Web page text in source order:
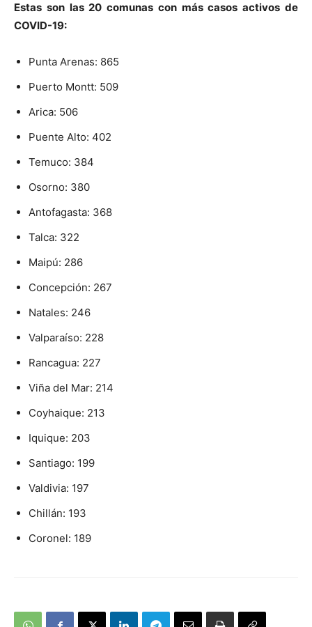
Estas son las 20 comunas con más casos activos de
COVID-19:
Punta Arenas: 865
Puerto Montt: 509
Arica: 506
Puente Alto: 402
Temuco: 384
Osorno: 380
Antofagasta: 368
Talca: 322
Maipú: 286
Concepción: 267
Natales: 246
Valparaíso: 228
Rancagua: 227
Viña del Mar: 214
Coyhaique: 213
Iquique: 203
Santiago: 199
Valdivia: 197
Chillán: 193
Coronel: 189